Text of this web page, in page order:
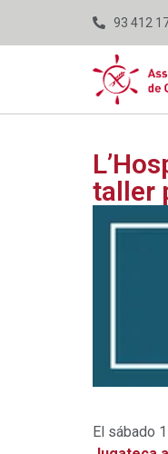
93 412
taller
El sábado